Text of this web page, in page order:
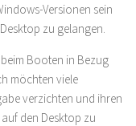
Versionen sein
zu gelangen.
Booten in Bezug
möchten viele
verzichten und ihren
den Desktop zu